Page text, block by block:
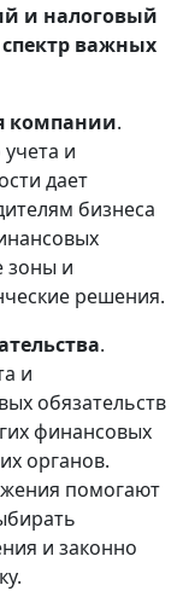
и налоговый
важных
компании.
и
дает
бизнеса
зоны и
решения.
.
и
обязательств
финансовых
органов.
помогают
и законно